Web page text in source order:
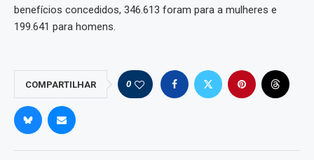
benefícios concedidos, 346.613 foram para a mulheres e
199.641 para homens.
COMPARTILHAR 0